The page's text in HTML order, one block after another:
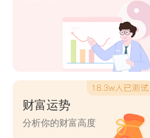
财富运势
分析你的财富高度